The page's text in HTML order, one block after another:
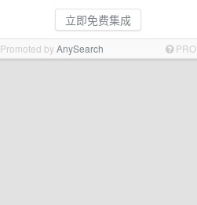
立即免费集成
Promoted byAnySearch PRO